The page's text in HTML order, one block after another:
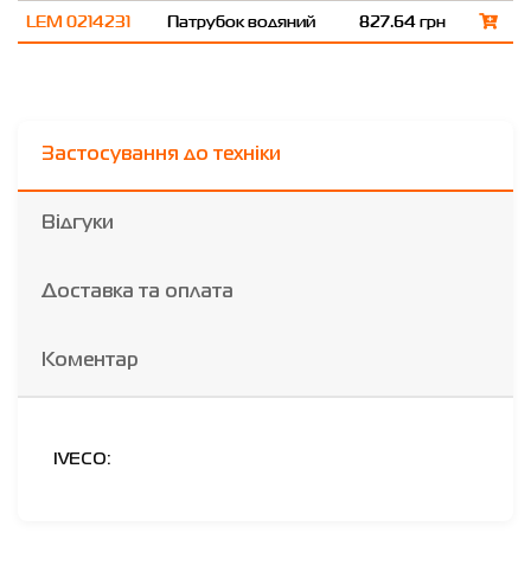
LEM 0214231
Патрубок водяний 827.64 грн
Застосування до техніки
Відгуки
Доставка та оплата
Коментар
IVECO: